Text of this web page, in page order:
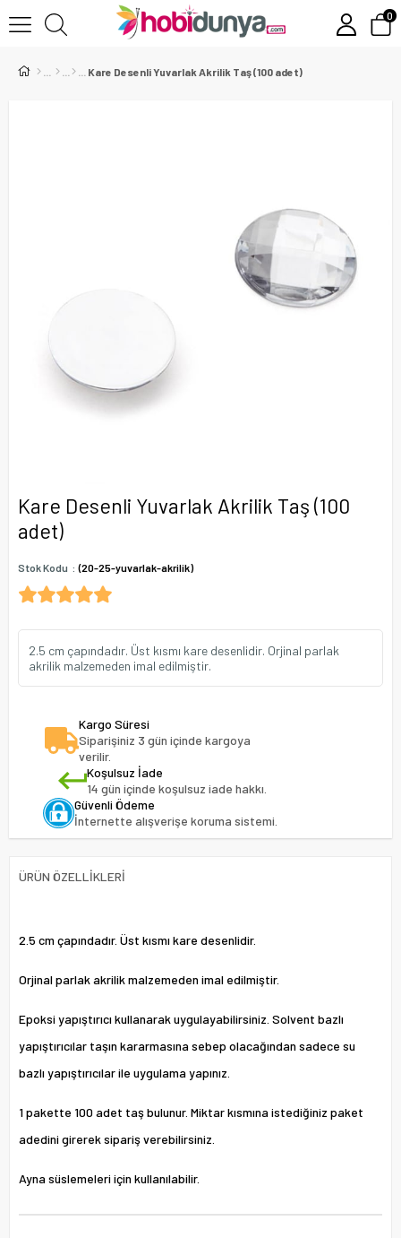
0
Kare Desenli Yuvarlak Akrilik Taş (100 adet)
Kare Desenli Yuvarlak Akrilik Taş (100
adet)
Stok Kodu (20-25-yuvarlak-akrilik)
2.5 cm çapındadır. Üst kısmı kare desenlidir. Orjinal parlak
akrilik malzemeden imal edilmiştir.
Kargo Süresi
Siparişiniz 3 gün içinde kargoya
verilir.
Koşulsuz İade
14 gün içinde koşulsuz iade hakkı.
Güvenli Ödeme
İnternette alışverişe koruma sistemi.
ÜRÜN ÖZELLIKLERI
2.5 cm çapındadır. Üst kısmı kare desenlidir.
Orjinal parlak akrilik malzemeden imal edilmiştir.
Epoksi yapıştırıcı kullanarak uygulayabilirsiniz. Solvent bazlı
yapıştırıcılar taşın kararmasına sebep olacağından sadece su
bazlı yapıştırıcılar ile uygulama yapınız.
1 pakette 100 adet taş bulunur. Miktar kısmına istediğiniz paket
adedini girerek sipariş verebilirsiniz.
Ayna süslemeleri için kullanılabilir.